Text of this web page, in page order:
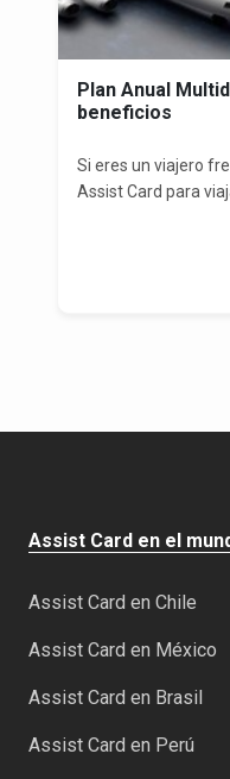
Plan Anual
beneficios
Si eres un viajero
Assist Card para
Assist Card en el
Assist Card en Chile
Assist Card en México
Assist Card en Brasil
Assist Card en Perú